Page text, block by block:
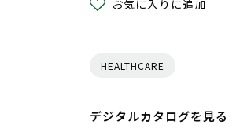
お気に入りに追加
HEALTHCARE
デジタルカタログを見る